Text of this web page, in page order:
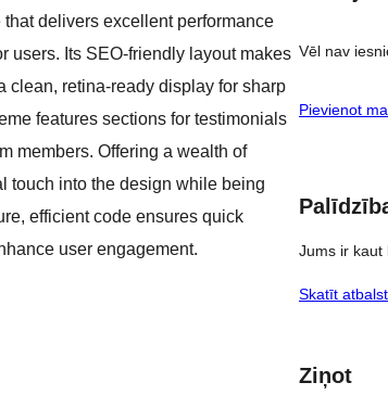
delivers excellent performance
users. Its SEO-friendly layout makes
clean, retina-ready display for sharp
features sections for testimonials
members. Offering a wealth of
touch into the design while being
efficient code ensures quick
user engagement.
Vēl nav
Pievienot
Jums ir kaut
Skatīt
Ziņot